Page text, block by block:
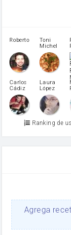
Opcional: Azúcar
patatas
pimiento rojo
Pimentón
pimiento verde
miel
vino blanco
Azúcar glass
Azúcar moreno
Zumo de limón
arroz
Ajos
orégano
Roberto
Toni
Michel
Caubet
Carlos
Cádiz
Laura
López
Martínez
Ranking de
Agrega